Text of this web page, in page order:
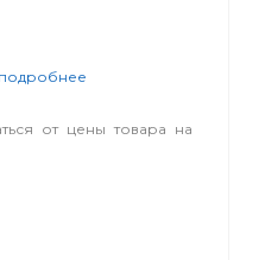
подробнее
от цены товара на